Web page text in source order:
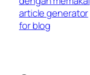
article generator
for blog